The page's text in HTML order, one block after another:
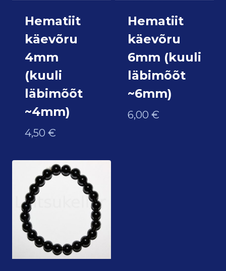
Hematiit
käevõru
4mm
(kuuli
läbimõõt
~4mm)
4,50 €
Hematiit
käevõru
6mm (kuuli
läbimõõt
~6mm)
6,00 €